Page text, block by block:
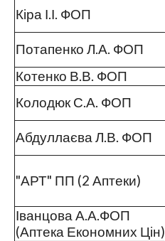
Кіра І.І. ФОП
Потапенко Л.А. ФОП
Котенко В.В. ФОП
Колодюк С.А. ФОП
Абдуллаєва Л.В. ФОП
"АРТ" ПП (2 Аптеки)
Іванцова А.А.ФОП
(Аптека Економних Цін)